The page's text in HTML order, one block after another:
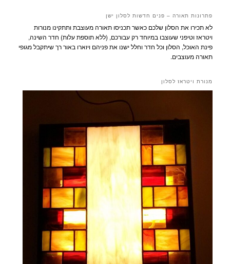
פתרונות תאורה – פנים חדשות לסלון ישן
לא תכירו את הסלון שלכם כאשר תכניסו תאורה מעוצבת ותתקינו מנורות
ויטראז וטיפני שעוצבו במיוחד רק עבורכם, (ללא תוספת עלות) חדר השינה,
פינת האוכל, הסלון וכל חדר וחלל ישנו את פניהם ויוארו באור רך שיתקבל מגופי
תאורה מעוצבים.
מנורת ויטראז לסלון